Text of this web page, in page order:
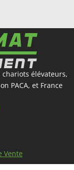
élévateurs,
PACA, et France
Vente